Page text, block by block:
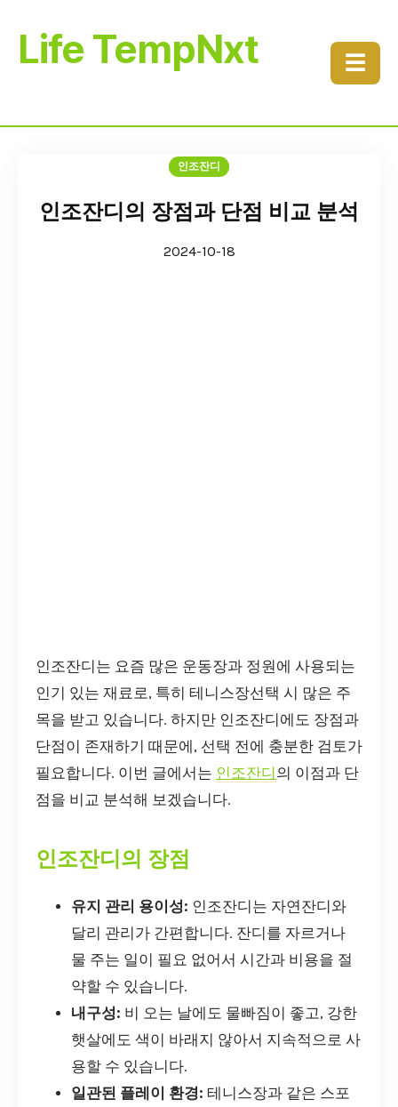
Life TempNxt ☰
인조잔디
인조잔디의 장점과 단점 비교 분석
2024-10-18
인조잔디는 요즘 많은 운동장과 정원에 사용되는
인기 있는 재료로, 특히 테니스장선택 시 많은 주
목을 받고 있습니다. 하지만 인조잔디에도 장점과
단점이 존재하기 때문에, 선택 전에 충분한 검토가
필요합니다. 이번 글에서는 인조잔디 의 이점과 단
점을 비교 분석해 보겠습니다.
인조잔디의 장점
유지 관리 용이성: 인조잔디는 자연잔디와
달리 관리가 간편합니다. 잔디를 자르거나
물 주는 일이 필요 없어서 시간과 비용을 절
약할 수 있습니다.
내구성: 비 오는 날에도 물빠짐이 좋고, 강한
햇살에도 색이 바래지 않아서 지속적으로 사
용할 수 있습니다.
일관된 플레이 환경: 테니스장과 같은 스포